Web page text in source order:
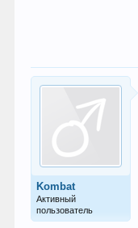
Kombat
Активный
пользователь